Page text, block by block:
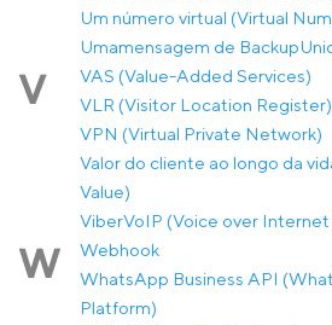
Um número virtual (Virtual
Umamensagem de Backup
V
VAS (Value-Added Services)
VLR (Visitor Location Register)
VPN (Virtual Private Network)
Valor do cliente ao longo da
Value)
ViberVoIP (Voice over
W
Webhook
WhatsApp Business API
Platform)